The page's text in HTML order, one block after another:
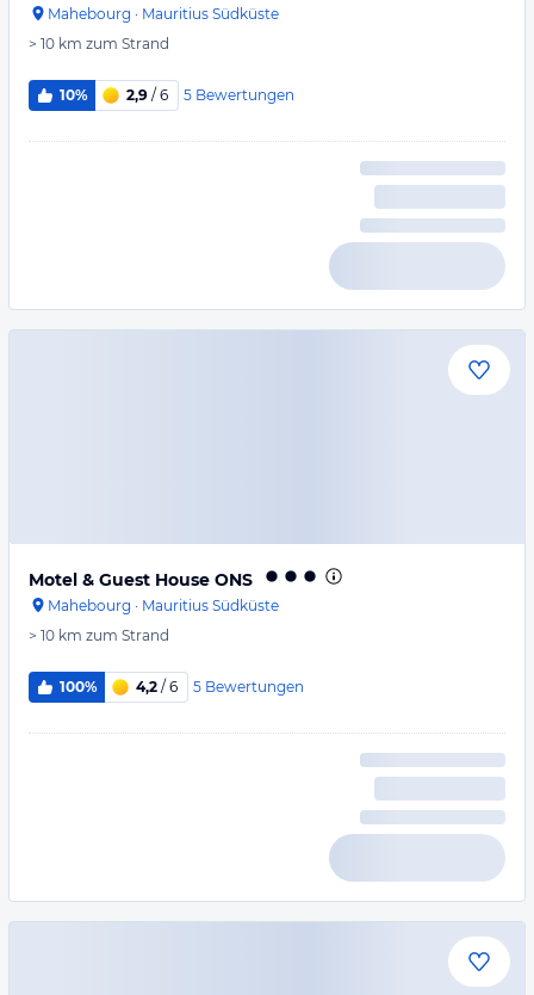
Mahebourg · Mauritius Südküste
> 10 km zum Strand
10% 2,9 / 6 5 Bewertungen
Motel & Guest House ONS
Mahebourg · Mauritius Südküste
> 10 km zum Strand
100% 4,2 / 6 5 Bewertungen